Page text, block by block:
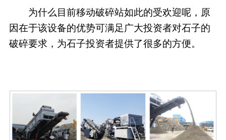
为什么目前移动破碎站如此的受欢迎呢，原
因在于该设备的优势可满足广大投资者对石子的
破碎要求，为石子投资者提供了很多的方便。